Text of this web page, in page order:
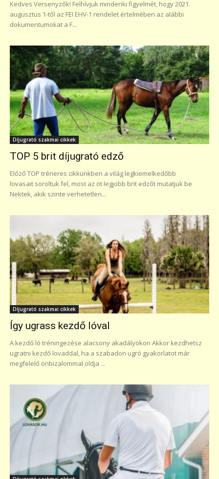
Kedves Versenyzők! Felhívjuk mindenki figyelmét, hogy 2021.
augusztus 1-től az FEI EHV-1 rendelet értelmében az alábbi
dokumentumokat a F...
Díjugrató szakmai cikkek
TOP 5 brit díjugrató edző
Előző TOP tréneres cikkünkben a világ legkiemelkedőbb
lovasait soroltuk fel, most az öt legjobb brit edzőt mutatjuk be
Nektek, akik szinte verhetetlen...
Díjugrató szakmai cikkek
Így ugrass kezdő lóval
A kezdő ló tréningezése alacsony akadályokon Akkor kezdhetsz
ugratni kezdő lovaddal, ha a szabadon ugró gyakorlatot már
megfelelő önbizalommal oldja ...